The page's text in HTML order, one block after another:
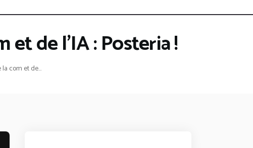
de l’IA : Posteria !
com et de...